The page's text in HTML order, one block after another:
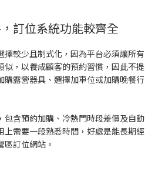
訂位系統功能較齊全
擇較少且制式化，因為平台必須讓所有
似，以養成顧客的預約習慣，因此不提
購露營器具、選擇加車位或加購晚餐行
包含預約加購、冷熱門時段差價及自動
上需要一段熟悉時間，好處是能長期經
訂位網站。